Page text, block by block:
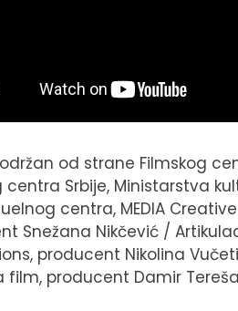
od strane Filmskog
centra Srbije, Ministarstva
centra, MEDIA
Snežana Nikčević /
producent Nikolina
film, producent Damir